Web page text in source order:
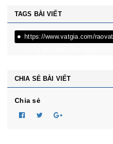
TAGS BÀI VIẾT
https://www.vatgia.com/
CHIA SẺ BÀI VIẾT
Chia sẻ